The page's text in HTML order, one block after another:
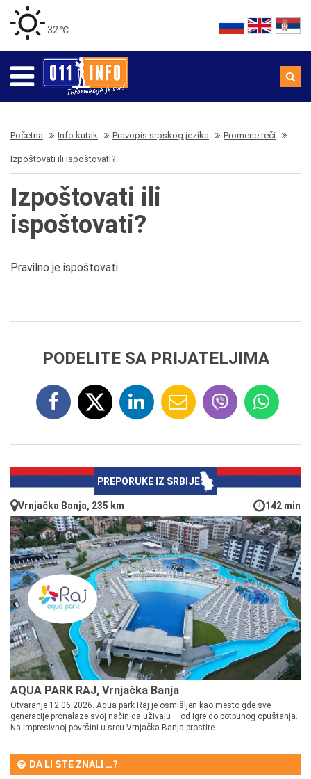
32 ℃
Početna Info kutak Pravopis srpskog jezika Promene reči
Izpoštovati ili ispoštovati?
Izpoštovati ili
ispoštovati?
Pravilno je ispoštovati.
PODELITE SA PRIJATELJIMA
PREPORUKE IZ SRBIJE
Vrnjačka Banja, 235 km 142 min
AQUA PARK RAJ, Vrnjačka Banja
Otvaranje 12.06.2026. Aqua park Raj je osmišljen kao mesto gde sve
generacije pronalaze svoj način da uživaju – od igre do potpunog opuštanja.
Na impresivnoj površini u srcu Vrnjačka Banja prostire...
DA LI STE ZNALI …?